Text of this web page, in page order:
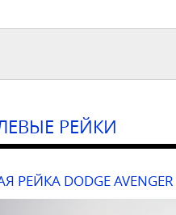
РЕЙКИ
РЕЙКА DODGE